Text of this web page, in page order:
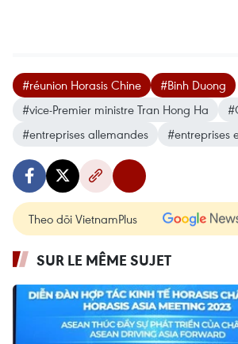
#réunion Horasis Chine
#Binh Duong
#vice-Premier ministre Tran Hong Ha
#entreprises allemandes
#entreprises
Theo dõi VietnamPlus
SUR LE MÊME SUJET